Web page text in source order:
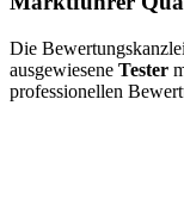
Die
ausgewiesene Tester
professionellen